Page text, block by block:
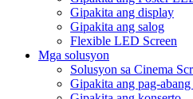
Gipakita ang display
Gipakita ang salog
Flexible LED Screen
Mga solusyon
Solusyon sa Cinema
Gipakita ang pag-abang